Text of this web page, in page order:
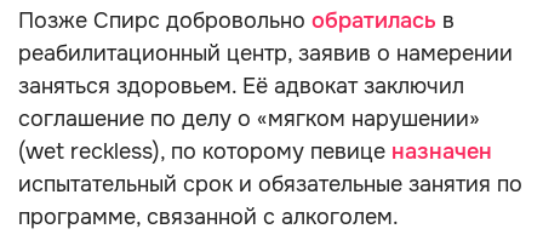
Позже Спирс добровольно обратилась в
реабилитационный центр, заявив о намерении
заняться здоровьем. Её адвокат заключил
соглашение по делу о «мягком нарушении»
(wet reckless), по которому певице назначен
испытательный срок и обязательные занятия по
программе, связанной с алкоголем.